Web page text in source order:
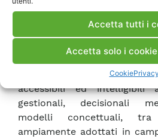
Accetta tutti i
Accetta solo i
CookiePrivacy
adottare per minimizzare
“performance”
Sistema Elettrico ed
L’analisi di tali relazioni
accessibili ed intelligibili
gestionali, decisionali
modelli concettuali,
ampiamente adottati in